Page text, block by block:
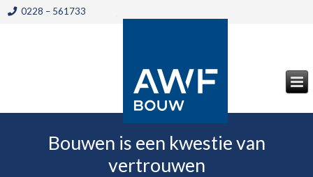
0228 – 561733
Bouwen is een kwestie van
vertrouwen